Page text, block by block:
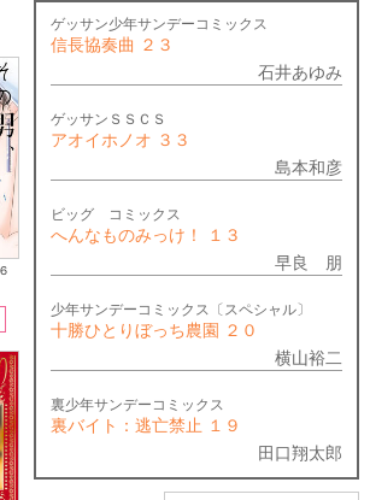
ゲッサン少年サンデーコミックス
信長協奏曲 ２３
石井あゆみ
ゲッサンＳＳＣＳ
アオイホノオ ３３
島本和彦
ビッグ コミックス
へんなものみっけ！ １３
早良 朋
少年サンデーコミックス〔スペシャル〕
十勝ひとりぼっち農園 ２０
横山裕二
裏少年サンデーコミックス
裏バイト：逃亡禁止 １９
田口翔太郎